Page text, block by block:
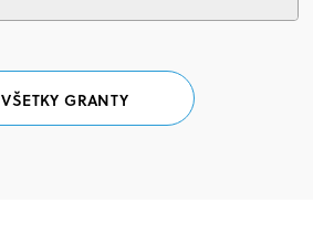
VŠETKY GRANTY